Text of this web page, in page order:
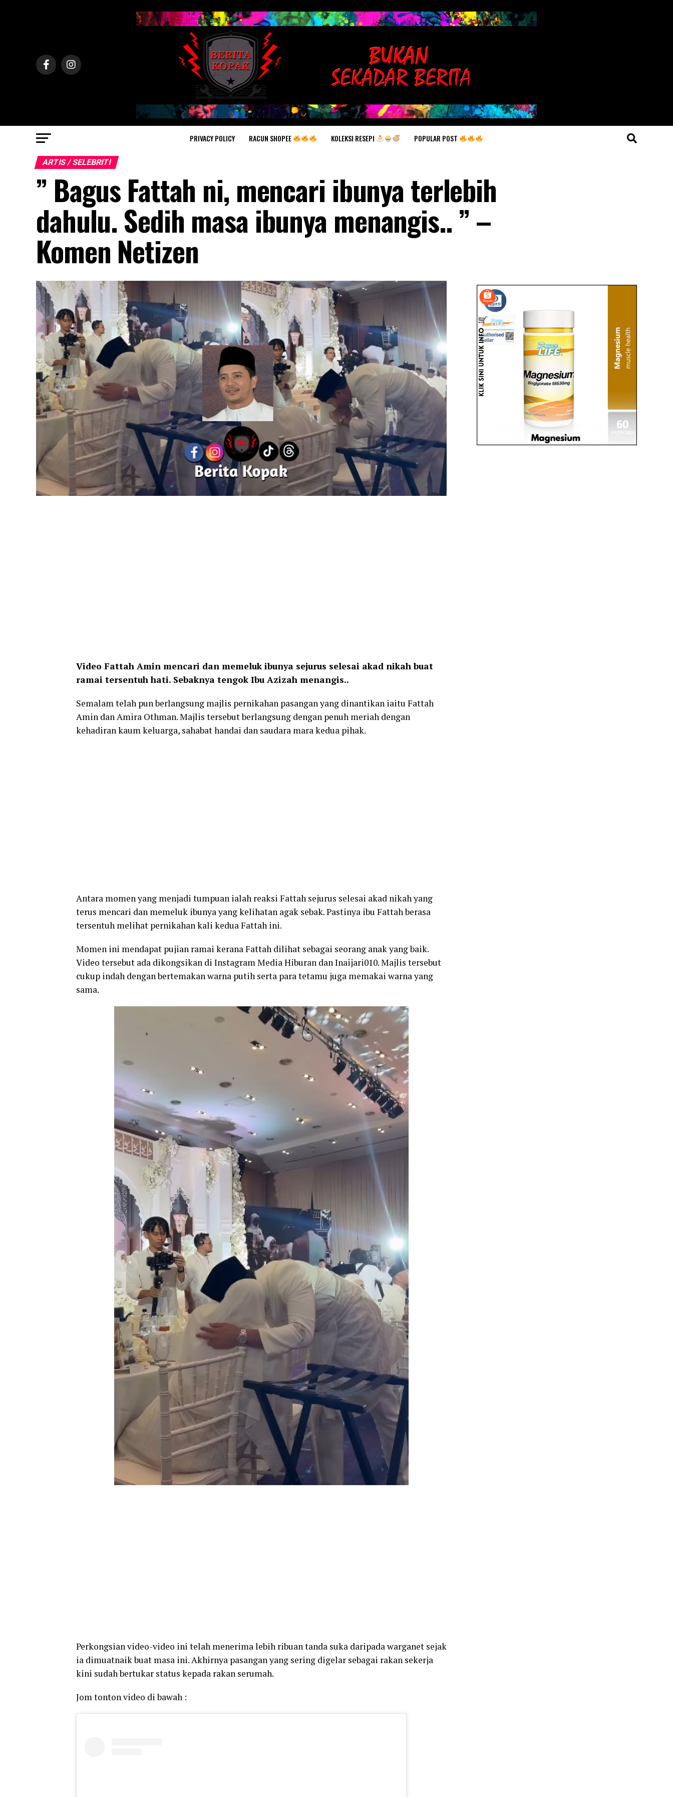
PRIVACY POLICY RACUN SHOPEE KOLEKSI RESEPI POPULAR POST
ARTIS / SELEBRITI
” Bagus Fattah ni, mencari ibunya terlebih
dahulu. Sedih masa ibunya menangis.. ” –
Komen Netizen
Video Fattah Amin mencari dan memeluk ibunya sejurus selesai akad nikah buat
ramai tersentuh hati. Sebaknya tengok Ibu Azizah menangis..
Semalam telah pun berlangsung majlis pernikahan pasangan yang dinantikan iaitu Fattah
Amin dan Amira Othman. Majlis tersebut berlangsung dengan penuh meriah dengan
kehadiran kaum keluarga, sahabat handai dan saudara mara kedua pihak.
Antara momen yang menjadi tumpuan ialah reaksi Fattah sejurus selesai akad nikah yang
terus mencari dan memeluk ibunya yang kelihatan agak sebak. Pastinya ibu Fattah berasa
tersentuh melihat pernikahan kali kedua Fattah ini.
Momen ini mendapat pujian ramai kerana Fattah dilihat sebagai seorang anak yang baik.
Video tersebut ada dikongsikan di Instagram Media Hiburan dan Inaijari010. Majlis tersebut
cukup indah dengan bertemakan warna putih serta para tetamu juga memakai warna yang
sama.
Perkongsian video-video ini telah menerima lebih ribuan tanda suka daripada warganet sejak
ia dimuatnaik buat masa ini. Akhirnya pasangan yang sering digelar sebagai rakan sekerja
kini sudah bertukar status kepada rakan serumah.
Jom tonton video di bawah :